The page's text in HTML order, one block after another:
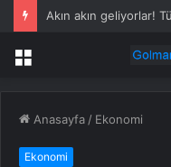
Menü
Anasayfa / Ekonomi
Ekonomi